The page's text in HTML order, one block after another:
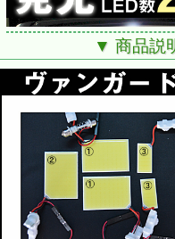
■適合：ヴァンガード
■年式：H19/8～現在
▼ 商品説